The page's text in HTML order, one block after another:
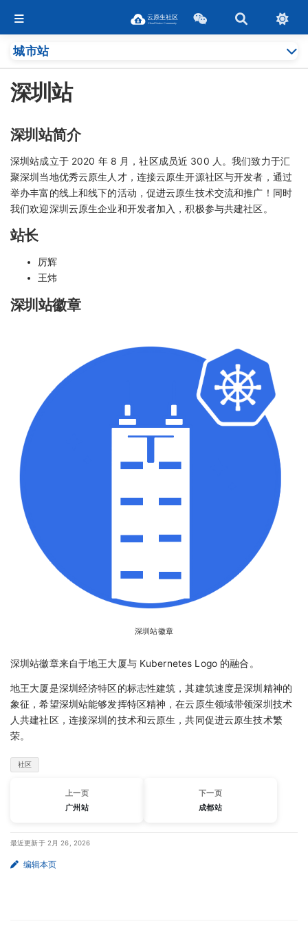
城市站
深圳站
深圳站简介
深圳站成立于 2020 年 8 月，社区成员近 300 人。我们致力于汇
聚深圳当地优秀云原生人才，连接云原生开源社区与开发者，通过
举办丰富的线上和线下的活动，促进云原生技术交流和推广！同时
我们欢迎深圳云原生企业和开发者加入，积极参与共建社区。
站长
厉辉
王炜
深圳站徽章
深圳站徽章
深圳站徽章来自于地王大厦与 Kubernetes Logo 的融合。
地王大厦是深圳经济特区的标志性建筑，其建筑速度是深圳精神的
象征，希望深圳站能够发挥特区精神，在云原生领域带领深圳技术
人共建社区，连接深圳的技术和云原生，共同促进云原生技术繁
荣。
社区
上一页
广州站
下一页
成都站
最近更新于 2月 26, 2026
编辑本页